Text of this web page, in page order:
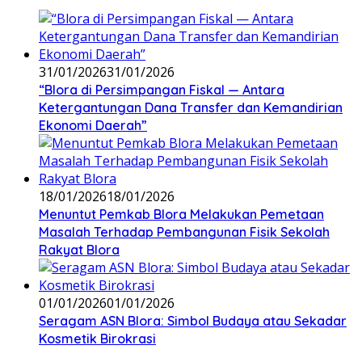
31/01/202631/01/2026
‎“Blora di Persimpangan Fiskal — Antara
Ketergantungan Dana Transfer dan Kemandirian
Ekonomi Daerah”
18/01/202618/01/2026
‎Menuntut Pemkab Blora Melakukan Pemetaan
Masalah Terhadap Pembangunan Fisik Sekolah
Rakyat Blora
01/01/202601/01/2026
‎Seragam ASN Blora: Simbol Budaya atau Sekadar
Kosmetik Birokrasi